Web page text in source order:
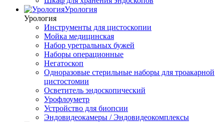
Урология
Урология
Инструменты для цистоскопии
Мойка медицинская
Набор уретральных бужей
Наборы операционные
Негатоскоп
Одноразовые стерильные наборы для троакарной
цистостомии
Осветитель эндоскопический
Урофлоуметр
Устройство для биопсии
Эндовидеокамеры / Эндовидеокомплексы